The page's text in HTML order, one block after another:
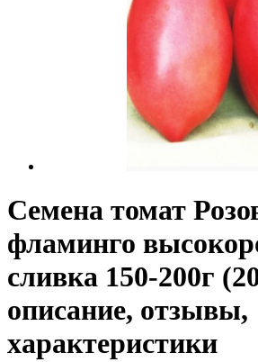
Семена томат
фламинго
сливка 150-200г
описание, отзывы,
характеристики